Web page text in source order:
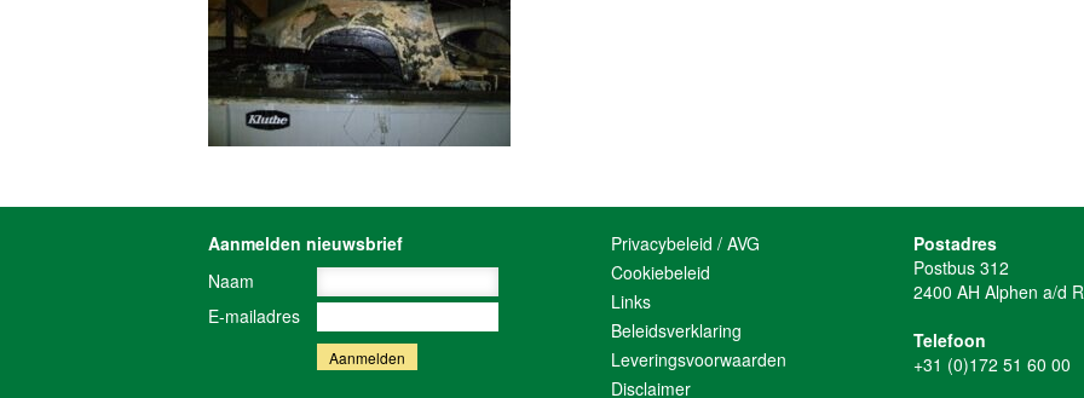
Aanmelden nieuwsbrief
Naam
E-mailadres
Privacybeleid / AVG
Cookiebeleid
Links
Beleidsverklaring
Leveringsvoorwaarden
Disclaimer
Postadres
Postbus 312
2400 AH Alphen a/d
Telefoon
+31 (0)172 51 60 00